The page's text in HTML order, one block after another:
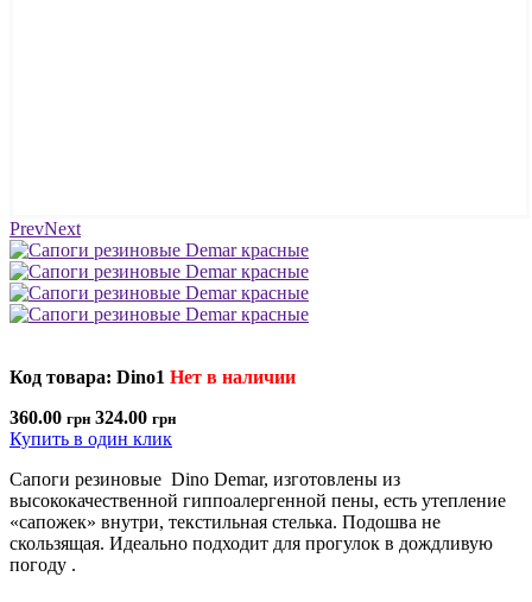
PrevNext
Код товара: Dino1 Нет в наличии
360.00 грн 324.00 грн
Купить в один клик
Сапоги резиновые Dino Demar, изготовлены из
высококачественной гиппоалергенной пены, есть утепление
«сапожек» внутри, текстильная стелька. Подошва не
скользящая. Идеально подходит для прогулок в дождливую
погоду .